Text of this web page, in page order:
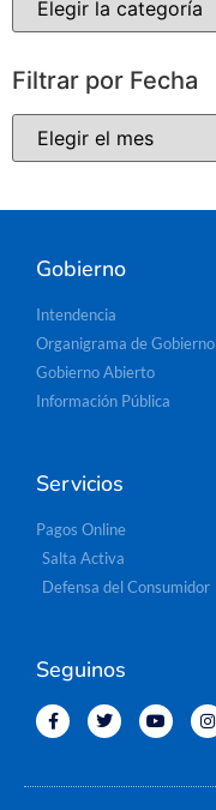
Filtrar por Fecha
Gobierno
Intendencia
Organigrama de Gobierno
Gobierno Abierto
Información Pública
Servicios
Pagos Online
Salta Activa
Defensa del Consumidor
Seguinos